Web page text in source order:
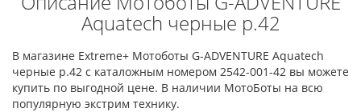
Aquatech черные р.42
В магазине Extreme+ Мотоботы G-ADVENTURE Aquatech
черные р.42 с каталожным номером 2542-001-42 вы можете
купить по выгодной цене. В наличии МотоБоты на всю
популярную экстрим технику.